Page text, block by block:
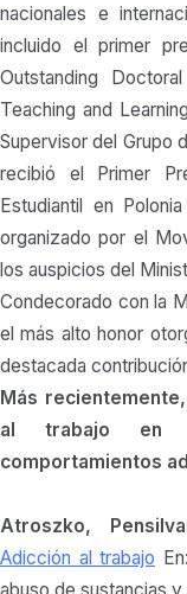
nacionales e
incluido el primer
Outstanding
Teaching and
Supervisor del Grupo
recibió el Primer
Estudiantil en
organizado por el
los auspicios del
Condecorado con la
el más alto honor
destacada
Más
al trabajo en
comportamientos
Atroszko,
Adicción al trabajo